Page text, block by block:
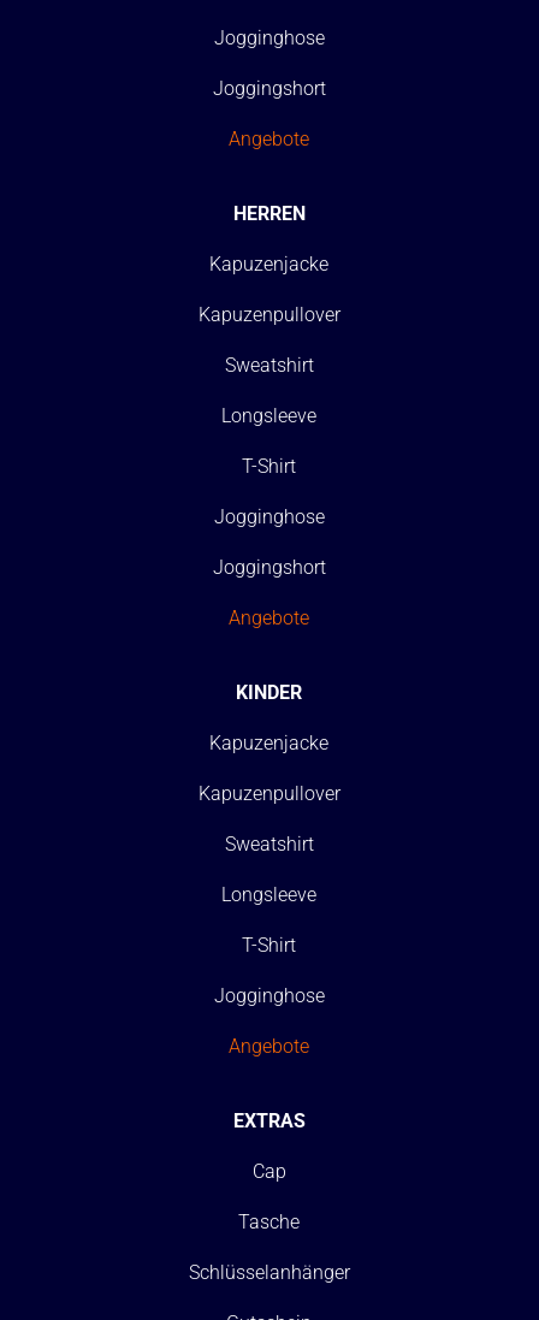
Jogginghose
Joggingshort
Angebote
HERREN
Kapuzenjacke
Kapuzenpullover
Sweatshirt
Longsleeve
T-Shirt
Jogginghose
Joggingshort
Angebote
KINDER
Kapuzenjacke
Kapuzenpullover
Sweatshirt
Longsleeve
T-Shirt
Jogginghose
Angebote
EXTRAS
Cap
Tasche
Schlüsselanhänger